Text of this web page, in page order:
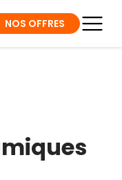
NOS OFFRES